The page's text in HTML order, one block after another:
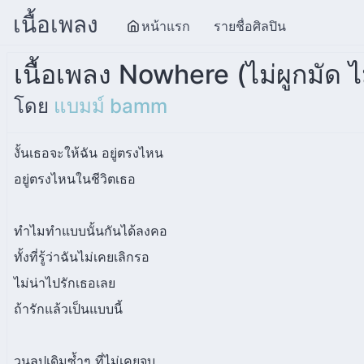
เนื้อเพลง หน้าแรก รายชื่อศิลปิน
เนื้อเพลง Nowhere (ไม่ผูกมัด
โดย แบมม์ bamm
งั้นเธอจะให้ฉัน อยู่ตรงไหน
อยู่ตรงไหนในชีวิตเธอ
ทำไมทำแบบนั้นกันได้ลงคอ
ทั้งที่รู้ว่าฉันไม่เคยเลิกรอ
ไม่น่าไปรักเธอเลย
ถ้ารักแล้วเป็นแบบนี้
วนลูปเดิมซ้ำๆ ที่ไม่เคยจบ